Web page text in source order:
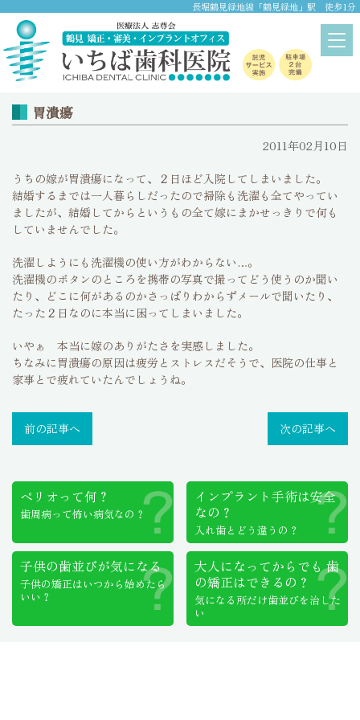
長堀鶴見緑地線「鶴見緑地」駅 徒歩1分
ブログ
home
胃潰瘍
2011年02月10日
うちの嫁が胃潰瘍になって、２日ほど入院してしまいました。
結婚するまでは一人暮らしだったので掃除も洗濯も全てやってい
ましたが、結婚してからというもの全て嫁にまかせっきりで何も
していませんでした。
洗濯しようにも洗濯機の使い方がわからない…。
洗濯機のボタンのところを携帯の写真で撮ってどう使うのか聞い
たり、どこに何があるのかさっぱりわからずメールで聞いたり、
たった２日なのに本当に困ってしまいました。
いやぁ 本当に嫁のありがたさを実感しました。
ちなみに胃潰瘍の原因は疲労とストレスだそうで、医院の仕事と
家事とで疲れていたんでしょうね。
前の記事へ 次の記事へ
ペリオって何？
歯周病って怖い病気なの？
インプラント手術は安全
なの？
入れ歯とどう違うの？
子供の歯並びが気になる
子供の矯正はいつから始めたら
いい？
大人になってからでも歯
の矯正はできるの？
気になる所だけ歯並びを治した
い